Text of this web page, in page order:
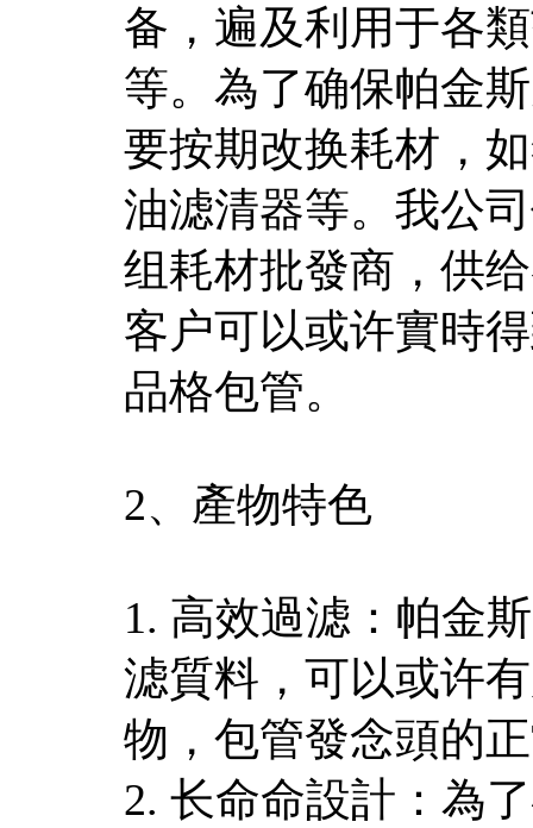
备，遍及利用于各
等。為了确保帕金
要按期改换耗材，
油滤清器等。我公
组耗材批發商，供
客户可以或许實時
品格包管。
2、產物特色
1. 高效過滤：帕金
滤質料，可以或许
物，包管發念頭的
2. 长命命設計：為